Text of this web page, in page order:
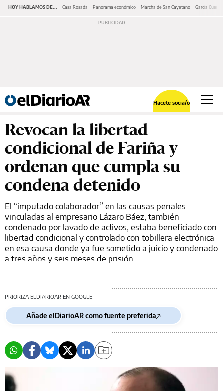
HOY HABLAMOS DE... Casa Rosada Panorama económico Marcha de San Cayetano García Cuerva
Hacete socia/o
Revocan la libertad
condicional de Fariña y
ordenan que cumpla su
condena detenido
El “imputado colaborador” en las causas penales
vinculadas al empresario Lázaro Báez, también
condenado por lavado de activos, estaba beneficiado con
libertad condicional y controlado con tobillera electrónica
en esa causa donde ya fue sometido a juicio y condenado
a tres años y seis meses de prisión.
PRIORIZA ELDIARIOAR EN GOOGLE
Añade elDiarioAR como fuente preferida